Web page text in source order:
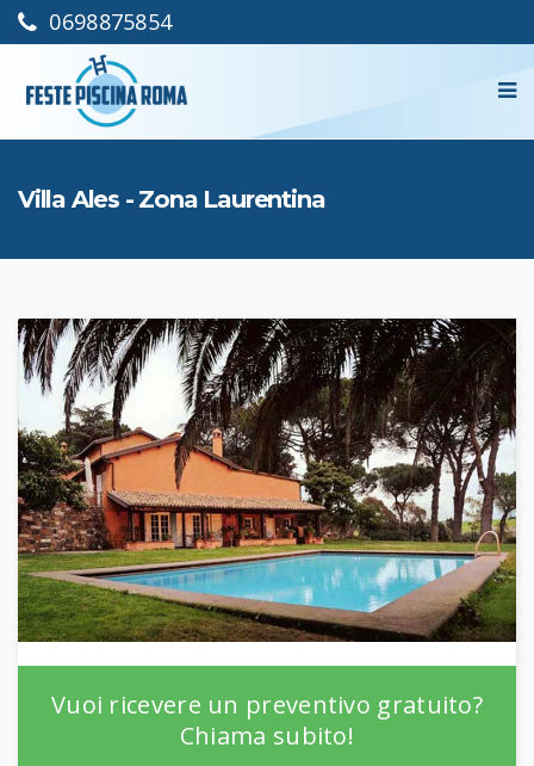
0698875854
Villa Ales - Zona Laurentina
Vuoi ricevere un preventivo gratuito?
Chiama subito!
Ristoranti
Discoteche
Organizza Festa In
Piscina
Zone
Preventivo Gratuito
Inserisci La Tua
Struttura